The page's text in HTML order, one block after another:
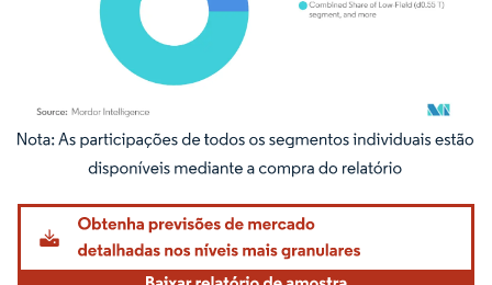
Imagem © Mordor Intelligence. O reuso requer atribuição conforme CC BY 4.0.